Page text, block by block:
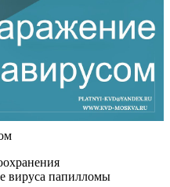
вируса папилломы